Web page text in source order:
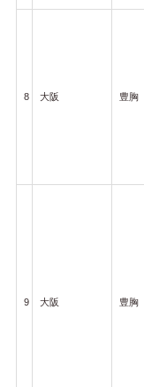
8 大阪 豊胸
9 大阪 豊胸